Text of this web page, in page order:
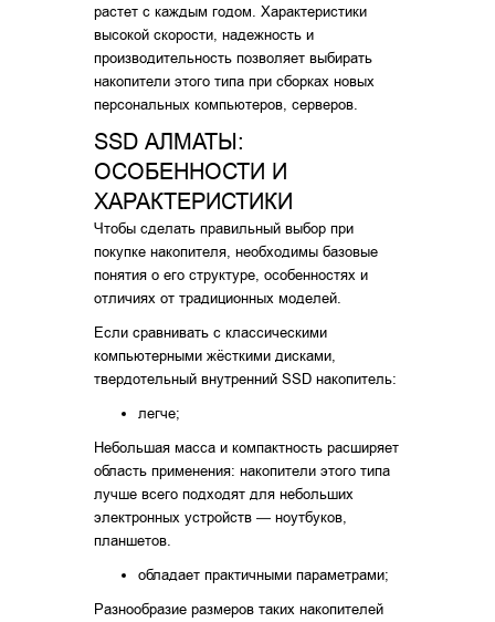
растет с каждым годом. Характеристики
высокой скорости, надежность и
производительность позволяет выбирать
накопители этого типа при сборках новых
персональных компьютеров, серверов.
SSD АЛМАТЫ:
ОСОБЕННОСТИ И
ХАРАКТЕРИСТИКИ
Чтобы сделать правильный выбор при
покупке накопителя, необходимы базовые
понятия о его структуре, особенностях и
отличиях от традиционных моделей.
Если сравнивать с классическими
компьютерными жёсткими дисками,
твердотельный внутренний SSD накопитель:
легче;
Небольшая масса и компактность расширяет
область применения: накопители этого типа
лучше всего подходят для небольших
электронных устройств — ноутбуков,
планшетов.
обладает практичными параметрами;
Разнообразие размеров таких накопителей